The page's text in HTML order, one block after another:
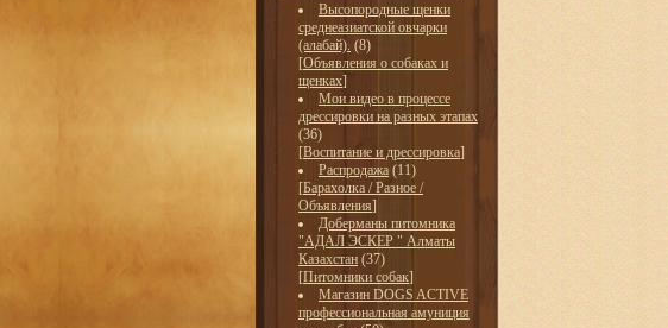
Высопородные щенки
среднеазиатской овчарки
(алабай). (8)
[Объявления о собаках и
щенках]
Мои видео в процессе
дрессировки на разных этапах
(36)
[Воспитание и дрессировка]
Распродажа (11)
[Барахолка / Разное /
Объявления]
Доберманы питомника
"АДАЛ ЭСКЕР " Алматы
Казахстан (37)
[Питомники собак]
Магазин DOGS ACTIVE
профессиональная амуниция